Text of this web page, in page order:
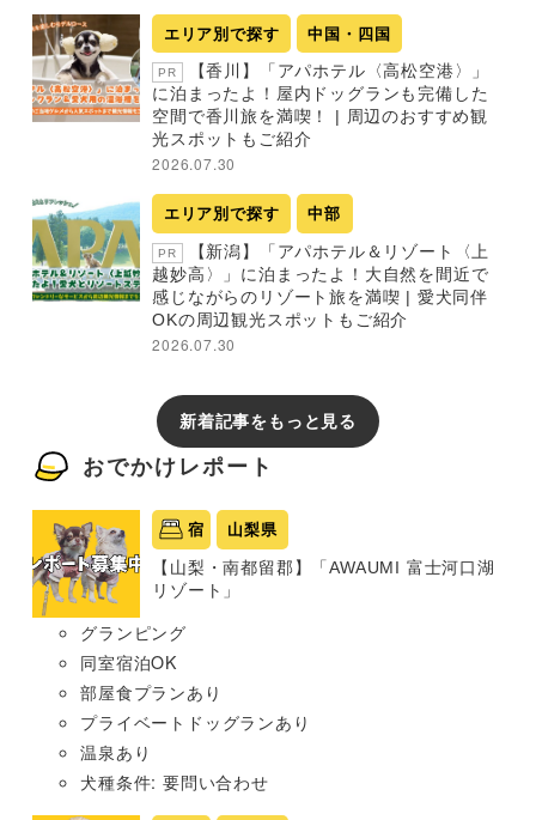
エリア別で探す 中国・四国
PR
【香川】「アパホテル〈高松空港〉」
に泊まったよ！屋内ドッグランも完備した
空間で香川旅を満喫！ | 周辺のおすすめ観
光スポットもご紹介
2026.07.30
エリア別で探す 中部
PR
【新潟】「アパホテル＆リゾート〈上
越妙高〉」に泊まったよ！大自然を間近で
感じながらのリゾート旅を満喫 | 愛犬同伴
OKの周辺観光スポットもご紹介
2026.07.30
新着記事をもっと見る
おでかけレポート
宿 山梨県
【山梨・南都留郡】「AWAUMI 富士河口湖
リゾート」
グランピング
同室宿泊OK
部屋食プランあり
プライベートドッグランあり
温泉あり
犬種条件: 要問い合わせ